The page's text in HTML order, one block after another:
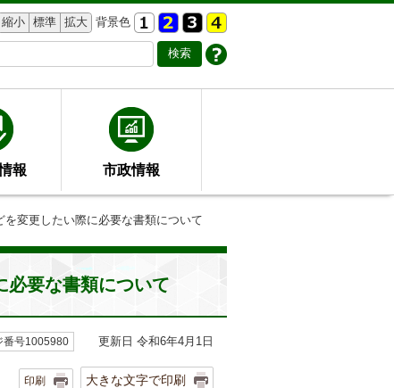
縮小 標準 拡大 背景色
報 市政情報
変更したい際に必要な書類について
必要な書類について
番号1005980 更新日 令和6年4月1日
印刷 大きな文字で印刷